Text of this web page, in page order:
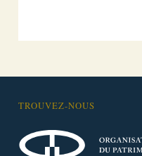
TROUVEZ-NOUS